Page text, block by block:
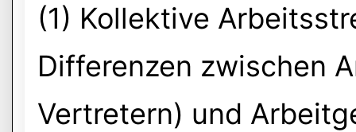
(1) Kollektive
Differenzen zwischen
Vertretern) und